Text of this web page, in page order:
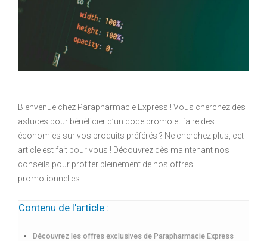
Bienvenue chez Parapharmacie Express ! Vous cherchez des
astuces pour bénéficier d’un code promo et faire des
économies sur vos produits préférés ? Ne cherchez plus, cet
article est fait pour vous ! Découvrez dès maintenant nos
conseils pour profiter pleinement de nos offres
promotionnelles.
Contenu de l'article :
Découvrez les offres exclusives de Parapharmacie Express